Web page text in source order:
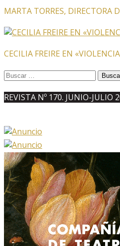
MARTA TORRES, DIRECTORA
CECILIA FREIRE EN
Buscar:
REVISTA Nº 170. JUNIO-JULIO